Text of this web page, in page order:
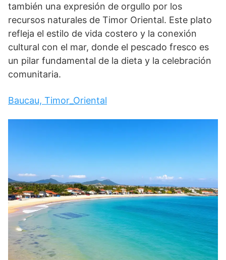
también una expresión de orgullo por los
recursos naturales de Timor Oriental. Este plato
refleja el estilo de vida costero y la conexión
cultural con el mar, donde el pescado fresco es
un pilar fundamental de la dieta y la celebración
comunitaria.
Baucau, Timor_Oriental